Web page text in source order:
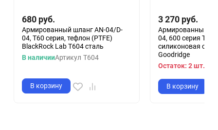
680 руб.
Армированный шланг AN-04/D-
04, T60 серия, тефлон (PTFE)
BlackRock Lab T604 сталь
В наличииАртикул T604
В корзину
3 270 руб.
Армированный
04, 600 серия
силиконовая
Goodridge
Остаток: 2 шт.
В корзину